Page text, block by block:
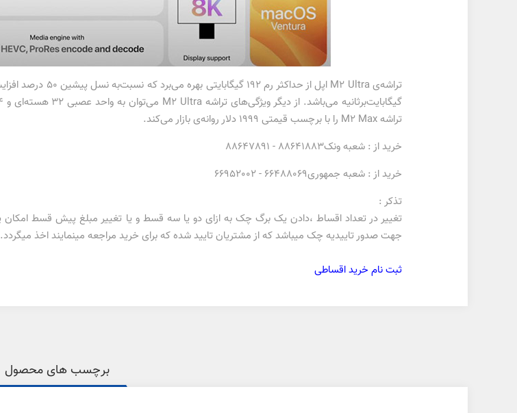
تراشه M2 Max را با برچسب قیمتی 1999 دلار روانه‌ی بازار می‌کند.
خرید از : شعبه ونک88641883 - 88647891
خرید از : شعبه جمهوری66488069 - 66952002
تذکر :
جهت صدور تاییدیه چک میباشد که از مشتریان تایید شده که برای خرید مراجعه مینمایند اخذ میگردد.
ثبت نام خرید اقساطی
برچسب های محصول